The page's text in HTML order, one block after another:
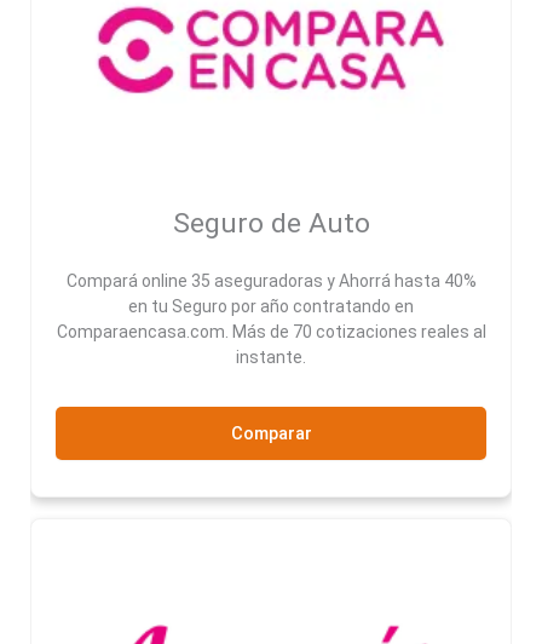
Seguro de Auto
Compará online 35 aseguradoras y Ahorrá hasta 40%
en tu Seguro por año contratando en
Comparaencasa.com. Más de 70 cotizaciones reales al
instante.
Comparar